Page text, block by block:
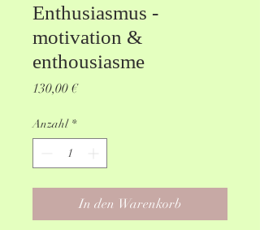
Enthusiasmus -
motivation &
enthousiasme
130,00 €Preis
Anzahl *
In den Warenkorb